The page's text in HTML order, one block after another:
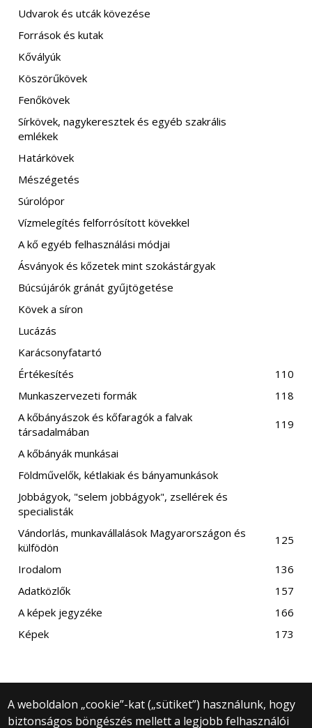
Udvarok és utcák kövezése
Források és kutak
Kővályúk
Köszörűkövek
Fenőkövek
Sírkövek, nagykeresztek és egyéb szakrális
emlékek
Határkövek
Mészégetés
Súrolópor
Vízmelegítés felforrósított kövekkel
A kő egyéb felhasználási módjai
Ásványok és kőzetek mint szokástárgyak
Búcsújárók gránát gyűjtögetése
Kövek a síron
Lucázás
Karácsonyfatartó
Értékesítés
110
Munkaszervezeti formák
118
A kőbányászok és kőfaragók a falvak
társadalmában
119
A kőbányák munkásai
Földművelők, kétlakiak és bányamunkások
Jobbágyok, "selem jobbágyok", zsellérek és
specialisták
Vándorlás, munkavállalások Magyarországon és
külfödön
125
Irodalom
136
Adatközlők
157
A képek jegyzéke
166
Képek
173
A weboldalon „cookie”-kat („sütiket”) használunk, hogy
biztonságos böngészés mellett a legjobb felhasználói
© 2025 Eötvös Loránd Tudományegyetem